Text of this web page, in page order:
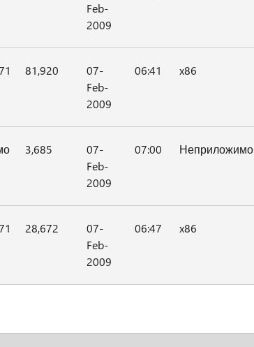
Feb-
2009
81,920
07-
Feb-
2009
06:41 x86
3,685
07-
Feb-
2009
07:00 Неприложимо
28,672
07-
Feb-
2009
06:47 x86